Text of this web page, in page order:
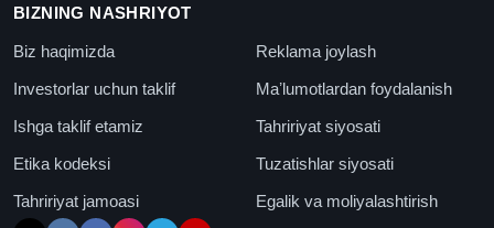
BIZNING NASHRIYOT
Biz haqimizda
Reklama joylash
Investorlar uchun taklif
Maʼlumotlardan foydalanish
Ishga taklif etamiz
Tahririyat siyosati
Etika kodeksi
Tuzatishlar siyosati
Tahririyat jamoasi
Egalik va moliyalashtirish